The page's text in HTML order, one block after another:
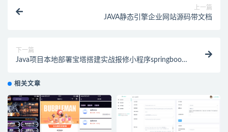
上一篇
JAVA静态引擎企业网站源码带文档
下一篇
Java项目本地部署宝塔搭建实战报修小程序springboot
相关文章